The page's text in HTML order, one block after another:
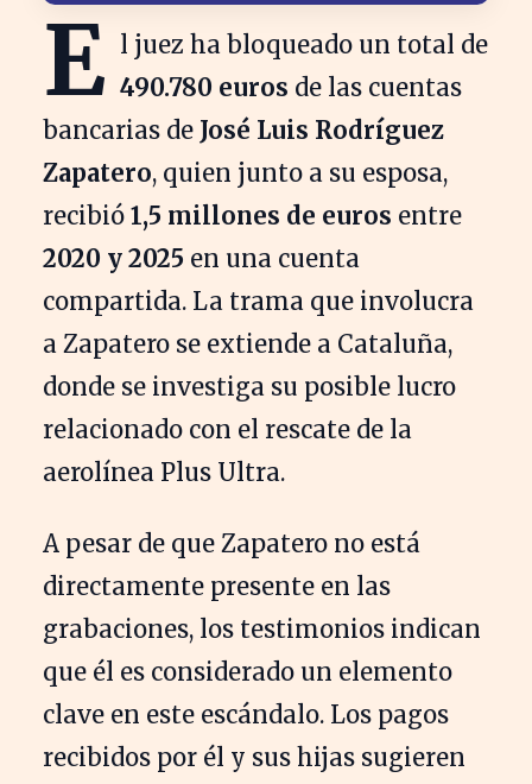
E l juez ha bloqueado un total de
490.780 euros de las cuentas
bancarias de José Luis Rodríguez
Zapatero, quien junto a su esposa,
recibió 1,5 millones de euros entre
2020 y 2025 en una cuenta
compartida. La trama que involucra
a Zapatero se extiende a Cataluña,
donde se investiga su posible lucro
relacionado con el rescate de la
aerolínea Plus Ultra.
A pesar de que Zapatero no está
directamente presente en las
grabaciones, los testimonios indican
que él es considerado un elemento
clave en este escándalo. Los pagos
recibidos por él y sus hijas sugieren